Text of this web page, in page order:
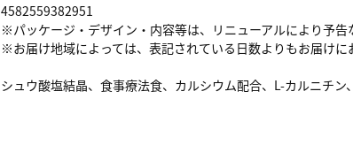
4582559382951
※パッケージ・デザイン・内容等は、リニューアルにより予告
※お届け地域によっては、表記されている日数よりもお届けに
シュウ酸塩結晶、食事療法食、カルシウム配合、L-カルニチン